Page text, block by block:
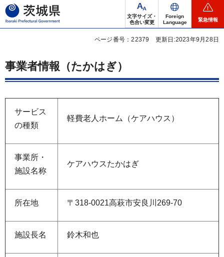
茨城県
文字サイズ・
色合い変更
Foreign
Language
緊急情報
ページ番号：22379 更新日:2023年9月28日
事業者情報（たかはぎ）
サービス
の種類
軽費老人ホーム（ケアハウス）
事業所・
施設名称
ケアハウスたかはぎ
所在地 〒318-0021高萩市安良川269-70
施設長名 鈴木和也